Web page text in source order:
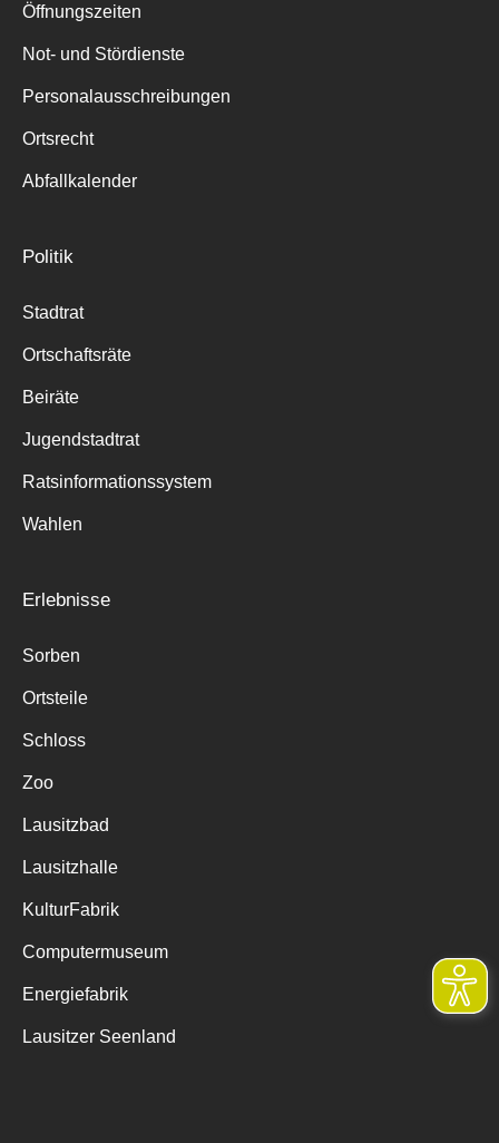
Öffnungszeiten
Not- und Stördienste
Personalausschreibungen
Ortsrecht
Abfallkalender
Politik
Stadtrat
Ortschaftsräte
Beiräte
Jugendstadtrat
Ratsinformationssystem
Wahlen
Erlebnisse
Sorben
Ortsteile
Schloss
Zoo
Lausitzbad
Lausitzhalle
KulturFabrik
Computermuseum
Energiefabrik
Lausitzer Seenland